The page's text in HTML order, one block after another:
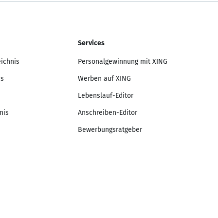
Services
Personalgewinnung mit XING
Werben auf XING
Lebenslauf-Editor
Anschreiben-Editor
Bewerbungsratgeber